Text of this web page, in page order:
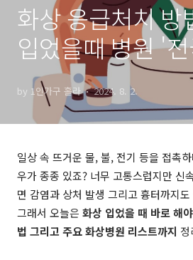
화상 응급처치 방
입었을때 병원 '
원 리스트'
by 1인가구 홀라 2024. 8. 2.
일상 속 뜨거운 물, 불, 전기 등을 접촉
우가 종종 있죠? 너무 고통스럽지만 신
면 감염과 상처 발생 그리고 흉터까지
그래서 오늘은 화상 입었을 때 바로 해
법 그리고 주요 화상병원 리스트까지